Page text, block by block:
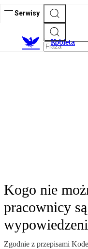
Serwisy
Kobieta
Kogo nie
pracownicy
Zgodnie z przepisami